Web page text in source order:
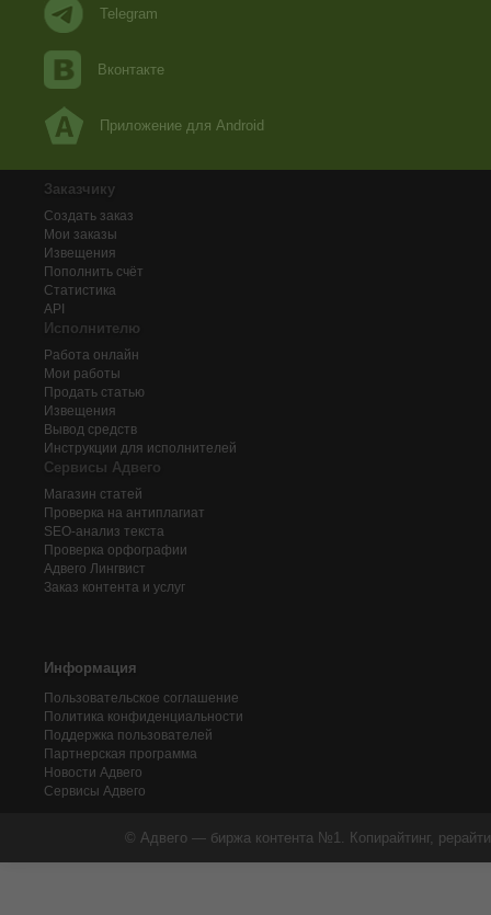
Telegram
Вконтакте
Приложение для Android
Заказчику
Создать заказ
Мои заказы
Извещения
Пополнить счёт
Статистика
API
Исполнителю
Работа онлайн
Мои работы
Продать статью
Извещения
Вывод средств
Инструкции для исполнителей
Сервисы Адвего
Магазин статей
Проверка на антиплагиат
SEO-анализ текста
Проверка орфографии
Адвего Лингвист
Заказ контента и услуг
Информация
Пользовательское соглашение
Политика конфиденциальности
Поддержка пользователей
Партнерская программа
Новости Адвего
Сервисы Адвего
© Адвего — биржа контента №1. Копирайтинг,